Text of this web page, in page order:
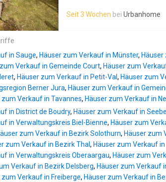
Der Käufer muss KEINE
MAKLERGEBÜHREN
Auftrag gegebenen
sodass wir sie nicht
können wir keine
Al
derzeit 2 Schlafzimmer,
Wohnzimmer.Das
Seit 3 Wochen bei Urbanhome
in Sauge, Häuser zum Verkauf in Münster,
Verkauf in Gemeinde Court, Häuser zum
, Häuser zum Verkauf in Petit-Val , Häuser zum
Berner Jura, Häuser zum Verkauf in
zum Verkauf in Tavannes, Häuser zum Verkauf in
in District de Boudry, Häuser zum Verkauf in
in Verwaltungskreis Biel-Bienne, Häuser zum
zum Verkauf in Bezirk Solothurn, Häuser zum
zum Verkauf in Bezirk Thal , Häuser zum Verkauf in
in Verwaltungskreis Oberaargau, Häuser zum
Verkauf in Bezirk Delsberg, Häuser zum Verkauf
zum Verkauf in Freiberge, Häuser zum Verkauf in